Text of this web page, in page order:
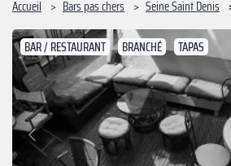
Accueil
Bars pas chers Seine Saint Denis
BAR / RESTAURANT BRANCHÉ TAPAS
Précédent